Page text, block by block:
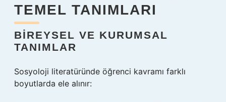
TEMEL TANIMLARI
BIREYSEL VE KURUMSAL
TANIMLAR
Sosyoloji literatüründe öğrenci kavramı farklı
boyutlarda ele alınır: